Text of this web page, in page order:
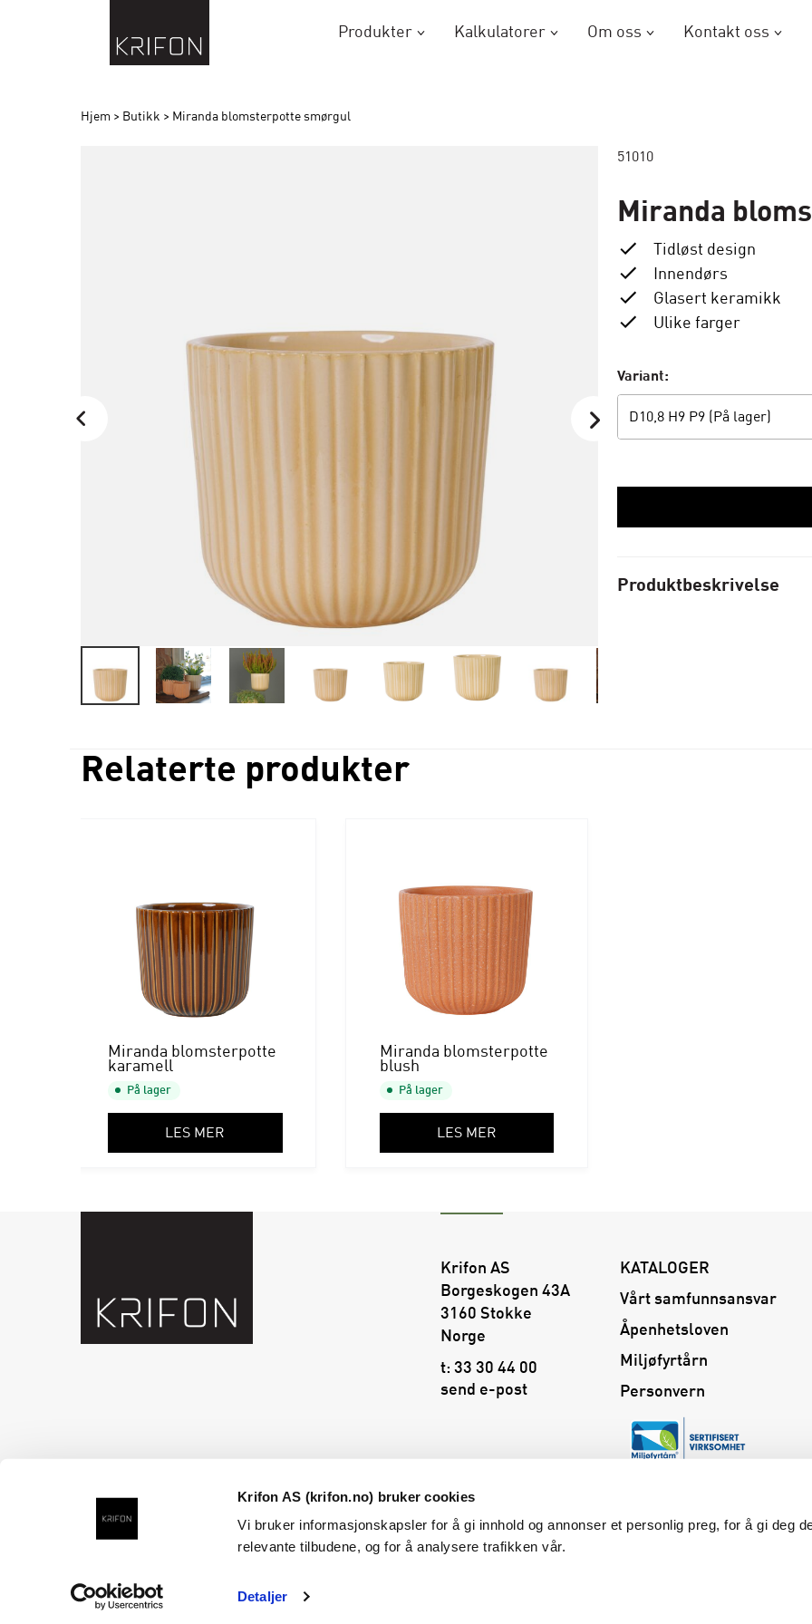
Krifon AS (krifon.no) bruker cookies
Vi bruker informasjonskapsler for å gi innhold og annonser et personlig preg, for å gi deg
relevante tilbudene, og for å analysere trafikken vår.
Detaljer
Produkter Kalkulatorer Om oss Kontakt oss
Hjem > Butikk > Miranda blomsterpotte smørgul
51010
Miranda
Tidløst design
Innendørs
Glasert keramikk
Ulike farger
Variant:
D10,8 H9 P9 (På lager)
Produktbeskrivelse
Relaterte produkter
Miranda blomsterpotte
karamell
På lager
LES MER
Miranda blomsterpotte
blush
På lager
LES MER
Krifon AS
Borgeskogen 43A
3160 Stokke
Norge
t: 33 30 44 00
send e-post
KATALOGER
Vårt samfunnsansvar
Åpenhetsloven
Miljøfyrtårn
Personvern